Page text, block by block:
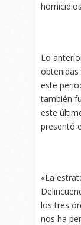
Lo
obtenidas
este
también
este
presentó
«La
los tres
nos ha